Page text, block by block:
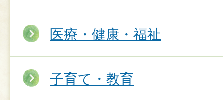
医療・健康・福祉
子育て・教育